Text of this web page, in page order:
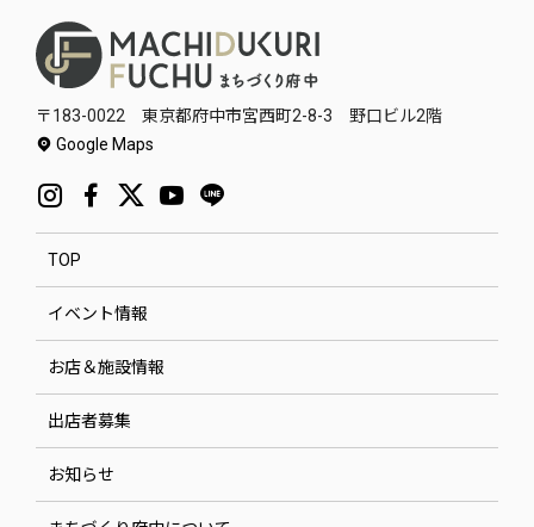
〒183-0022 東京都府中市宮西町2-8-3 野口ビル2階
Google Maps
TOP
イベント情報
お店＆施設情報
出店者募集
お知らせ